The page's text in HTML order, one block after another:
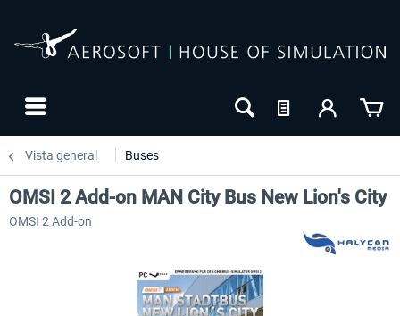
Vista general Buses
OMSI 2 Add-on MAN City Bus New Lion's City
OMSI 2 Add-on